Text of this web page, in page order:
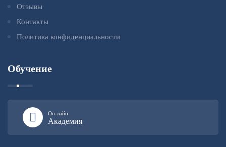
Отзывы
Контакты
Политика конфиденциальности
Обучение
Он-лайн
Академия